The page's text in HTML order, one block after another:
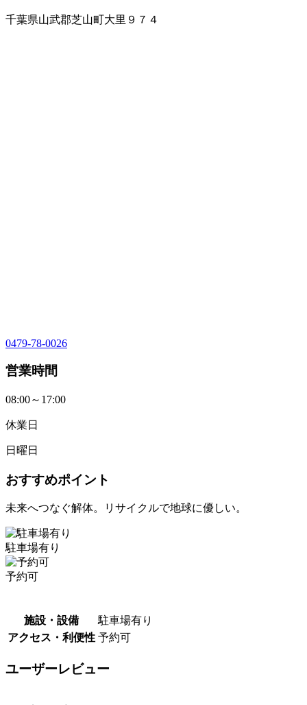
千葉県山武郡芝山町大里９７４
0479-78-0026
営業時間
08:00～17:00
休業日
日曜日
おすすめポイント
未来へつなぐ解体。リサイクルで地球に優しい。
駐車場有り
予約可
施設・設備
駐車場有り
アクセス・利便性 予約可
ユーザーレビュー